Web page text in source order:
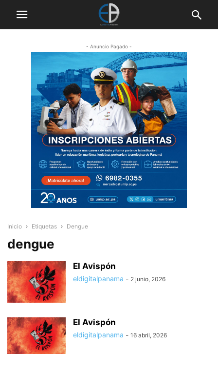
- Anuncio Pagado -
Inicio Etiquetas Dengue
dengue
El Avispón
eldigitalpanama - 2 junio, 2026
El Avispón
eldigitalpanama - 16 abril, 2026